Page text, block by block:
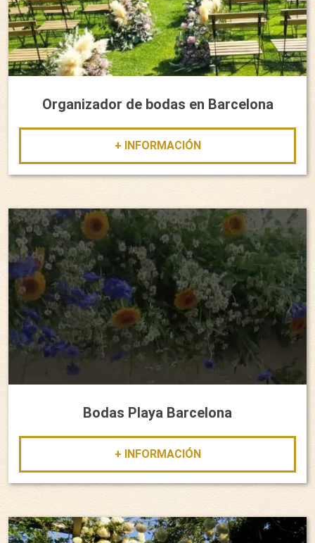
Organizador de bodas en Barcelona
+ INFORMACIÓN
Bodas Playa Barcelona
+ INFORMACIÓN